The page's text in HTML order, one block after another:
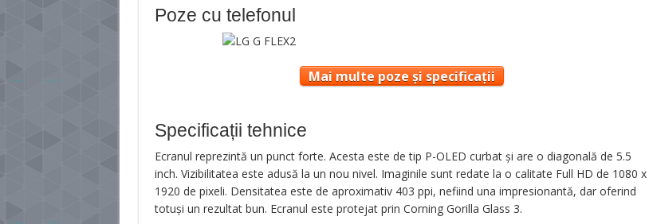
Poze cu telefonul
Mai multe poze și specificații
Specificații tehnice
Ecranul reprezintă un punct forte. Acesta este de tip P-OLED curbat și are o diagonală de 5.5
inch. Vizibilitatea este adusă la un nou nivel. Imaginile sunt redate la o calitate Full HD de 1080 x
1920 de pixeli. Densitatea este de aproximativ 403 ppi, nefiind una impresionantă, dar oferind
totuși un rezultat bun. Ecranul este protejat prin Corning Gorilla Glass 3.